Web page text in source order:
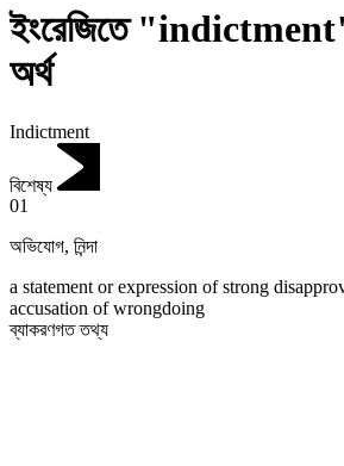
ইংরেজিতে
অর্থ
Indictment
বিশেষ্য
01
অভিযোগ, নিন্দা
a statement or expression of strong
accusation of wrongdoing
ব্যাকরণগত তথ্য